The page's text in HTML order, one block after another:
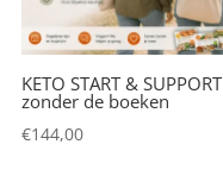
KETO START & SUPPORT
zonder de boeken
€144,00